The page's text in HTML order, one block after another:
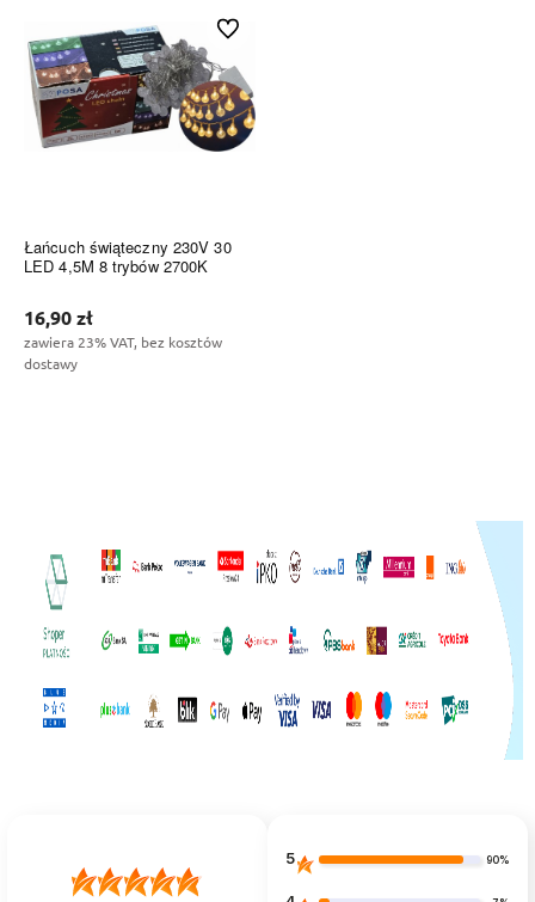
Łańcuch świąteczny 230V 30
LED 4,5M 8 trybów 2700K
16,90 zł
zawiera 23% VAT, bez kosztów
dostawy
Do ulubionych
5 90%